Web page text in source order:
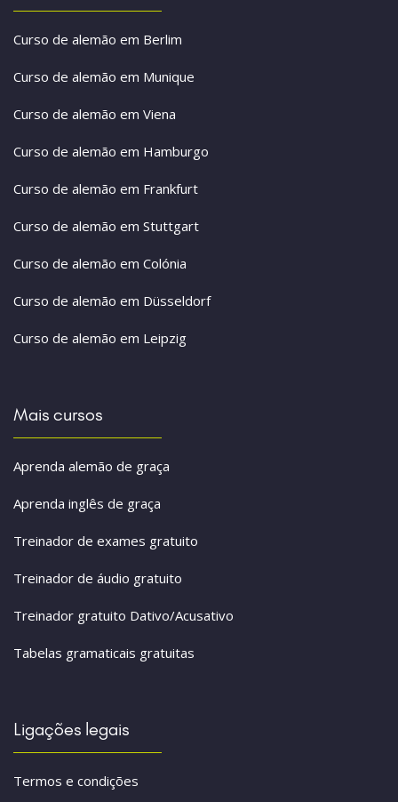
Curso de alemão em Berlim
Curso de alemão em Munique
Curso de alemão em Viena
Curso de alemão em Hamburgo
Curso de alemão em Frankfurt
Curso de alemão em Stuttgart
Curso de alemão em Colónia
Curso de alemão em Düsseldorf
Curso de alemão em Leipzig
Mais cursos
Aprenda alemão de graça
Aprenda inglês de graça
Treinador de exames gratuito
Treinador de áudio gratuito
Treinador gratuito Dativo/Acusativo
Tabelas gramaticais gratuitas
Ligações legais
Termos e condições